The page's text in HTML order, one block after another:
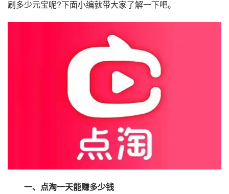
刷多少元宝呢?下面小编就带大家了解一下吧。
一、点淘一天能赚多少钱